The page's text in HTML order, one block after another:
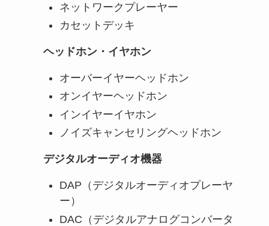
ネットワークプレーヤー
カセットデッキ
ヘッドホン・イヤホン
オーバーイヤーヘッドホン
オンイヤーヘッドホン
インイヤーイヤホン
ノイズキャンセリングヘッドホン
デジタルオーディオ機器
DAP（デジタルオーディオプレーヤ
ー）
DAC（デジタルアナログコンバータ